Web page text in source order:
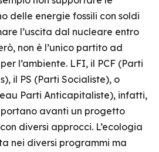
delle energie fossili con soldi
l’uscita dal nucleare entro
non è l’unico partito ad
l’ambiente. LFI, il PCF (Parti
il PS (Parti Socialiste), o
Parti Anticapitaliste), infatti,
avanti un progetto
diversi approcci. L’ecologia
nei diversi programmi ma